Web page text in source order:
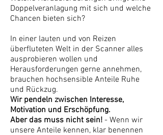
Doppelveranlagung mit sich und welche
Chancen bieten sich?
In einer lauten und von Reizen
überfluteten Welt in der Scanner alles
ausprobieren wollen und
Herausforderungen gerne annehmen,
brauchen hochsensible Anteile Ruhe
und Rückzug.
Wir pendeln zwischen Interesse,
Motivation und Erschöpfung.
Aber das muss nicht sein! - Wenn wir
unsere Anteile kennen, klar benennen